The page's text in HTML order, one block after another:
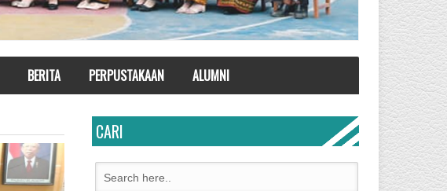
BERITA PERPUSTAKAAN ALUMNI
CARI